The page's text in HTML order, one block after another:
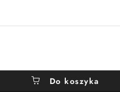
Do koszyka